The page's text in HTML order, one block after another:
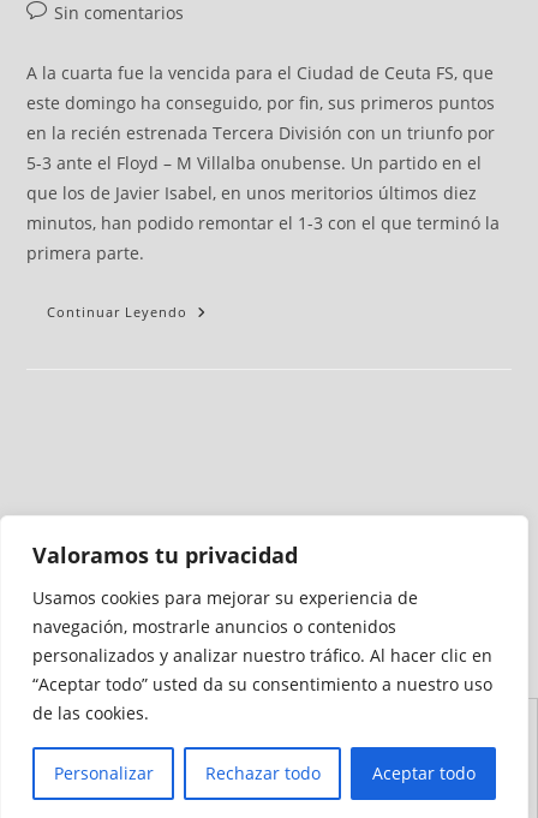
Valoramos tu privacidad
Usamos cookies para mejorar su experiencia de
navegación, mostrarle anuncios o contenidos
personalizados y analizar nuestro tráfico. Al hacer clic en
“Aceptar todo” usted da su consentimiento a nuestro uso
de las cookies.
Personalizar Rechazar todo Aceptar todo
Sin comentarios
A la cuarta fue la vencida para el Ciudad de Ceuta FS, que
este domingo ha conseguido, por fin, sus primeros puntos
en la recién estrenada Tercera División con un triunfo por
5-3 ante el Floyd – M Villalba onubense. Un partido en el
que los de Javier Isabel, en unos meritorios últimos diez
minutos, han podido remontar el 1-3 con el que terminó la
primera parte.
Continuar Leyendo
Medio auditado por
Accesibilidad
Sitio
Cookies
Privacidad